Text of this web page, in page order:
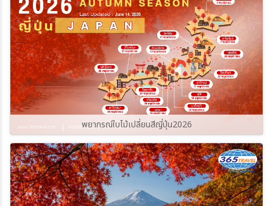
พยากรณ์ใบไม้เปลี่ยนสีญี่ปุ่น2026